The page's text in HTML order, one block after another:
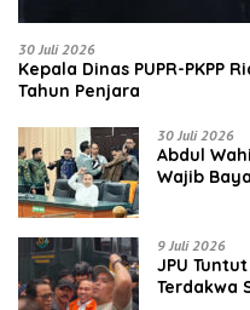
30 Juli 2026
Kepala Dinas PUPR-PKPP
Tahun Penjara
30 Juli 2026
‎‎Abdul
Wajib
9 Juli 2026
JPU
Terdakwa